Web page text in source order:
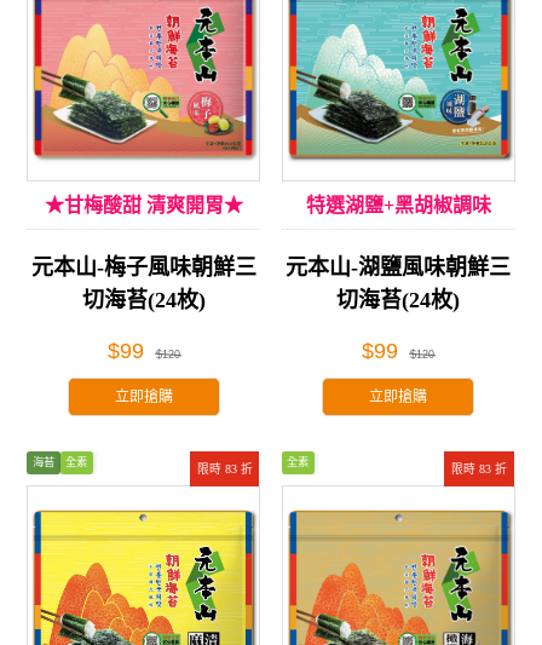
★甘梅酸甜 清爽開胃★
元本山-梅子風味朝鮮三
切海苔(24枚)
$99 $120
立即搶購
特選湖鹽+黑胡椒調味
元本山-湖鹽風味朝鮮三
切海苔(24枚)
$99 $120
立即搶購
限時 83 折
海苔 全素
限時 83 折
全素